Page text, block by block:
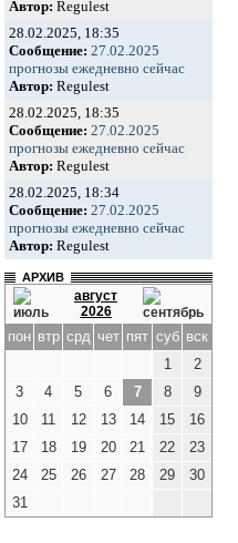
Автор: Regulest
28.02.2025, 18:35
Сообщение: 27.02.2025
прогнозы ежедневно сейчас
Автор: Regulest
28.02.2025, 18:35
Сообщение: 27.02.2025
прогнозы ежедневно сейчас
Автор: Regulest
28.02.2025, 18:34
Сообщение: 27.02.2025
прогнозы ежедневно сейчас
Автор: Regulest
АРХИВ
август
2026
пон втр срд чет пят суб вск
1
2
3
4 5 6 7 8
9
10
11 12 13 14 15
16
17
18 19 20 21 22
23
24
25 26 27 28 29
30
31